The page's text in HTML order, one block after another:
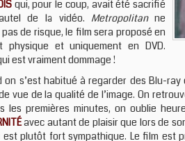
qui, pour le coup, avait été sacrifié
de la vidéo. Metropolitanne
de risque, le film sera proposé en
physique et uniquement en DVD.
est vraiment dommage !
on s’est habitué à regarder des Blu-
vue de la qualité de l’image. On
les premières minutes, on oublie
avec autant de plaisir que lors de
est plutôt fort sympathique. Le film est